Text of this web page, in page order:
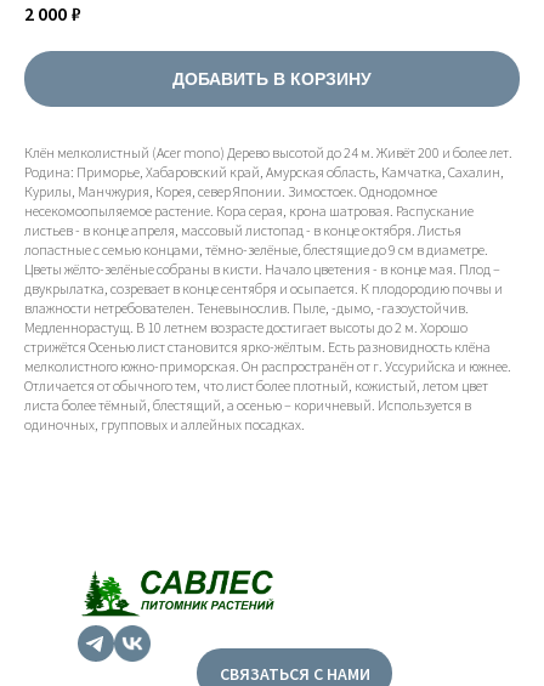
2 000 ₽
ДОБАВИТЬ В КОРЗИНУ
Клён мелколистный (Acer mono) Дерево высотой до 24 м. Живёт 200 и более лет.
Родина: Приморье, Хабаровский край, Амурская область, Камчатка, Сахалин,
Курилы, Манчжурия, Корея, север Японии. Зимостоек. Однодомное
несекомоопыляемое растение. Кора серая, крона шатровая. Распускание
листьев - в конце апреля, массовый листопад - в конце октября. Листья
лопастные с семью концами, тёмно-зелёные, блестящие до 9 см в диаметре.
Цветы жёлто-зелёные собраны в кисти. Начало цветения - в конце мая. Плод –
двукрылатка, созревает в конце сентября и осыпается. К плодородию почвы и
влажности нетребователен. Теневынослив. Пыле, -дымо, -газоустойчив.
Медленнорастущ. В 10 летнем возрасте достигает высоты до 2 м. Хорошо
стрижётся Осенью лист становится ярко-жёлтым. Есть разновидность клёна
мелколистного южно-приморская. Он распространён от г. Уссурийска и южнее.
Отличается от обычного тем, что лист более плотный, кожистый, летом цвет
листа более тёмный, блестящий, а осенью – коричневый. Используется в
одиночных, групповых и аллейных посадках.
СВЯЗАТЬСЯ С НАМИ